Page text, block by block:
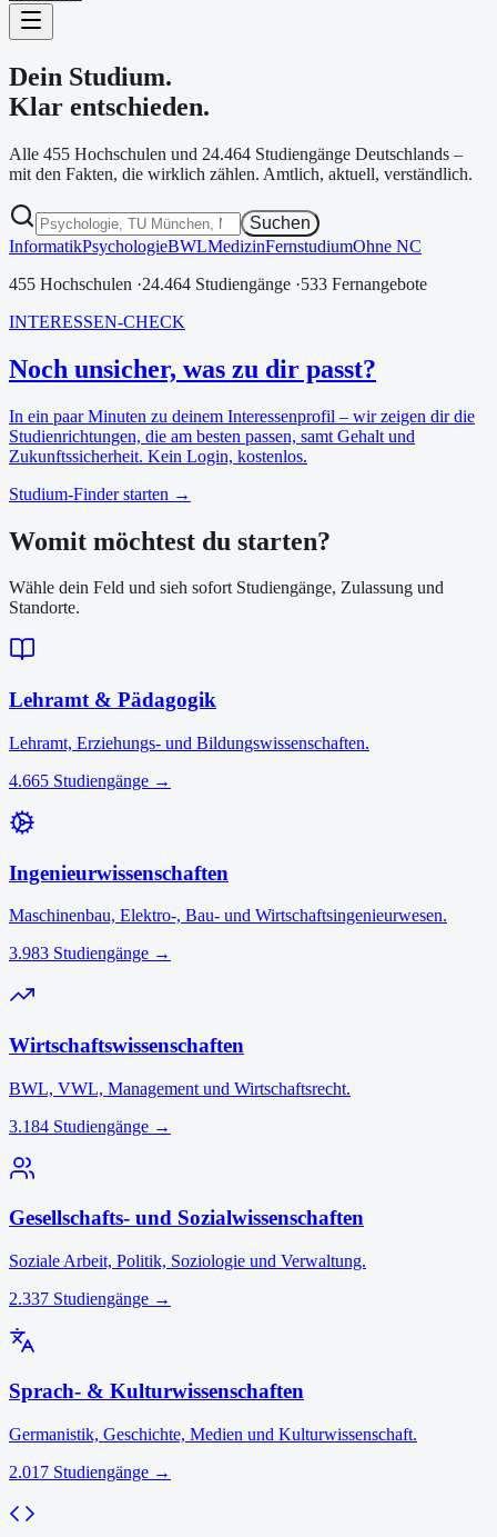
Dein Studium.
Klar entschieden.
Alle 455 Hochschulen und 24.464 Studiengänge Deutschlands –
mit den Fakten, die wirklich zählen. Amtlich, aktuell, verständlich.
Suchen
InformatikPsychologieBWLMedizinFernstudiumOhne NC
455 Hochschulen ·24.464 Studiengänge ·533 Fernangebote
INTERESSEN-CHECK
Noch unsicher, was zu dir passt?
In ein paar Minuten zu deinem Interessenprofil – wir zeigen dir die
Studienrichtungen, die am besten passen, samt Gehalt und
Zukunftssicherheit. Kein Login, kostenlos.
Studium-Finder starten →
Womit möchtest du starten?
Wähle dein Feld und sieh sofort Studiengänge, Zulassung und
Standorte.
Lehramt & Pädagogik
Lehramt, Erziehungs- und Bildungswissenschaften.
4.665 Studiengänge →
Ingenieurwissenschaften
Maschinenbau, Elektro-, Bau- und Wirtschaftsingenieurwesen.
3.983 Studiengänge →
Wirtschaftswissenschaften
BWL, VWL, Management und Wirtschaftsrecht.
3.184 Studiengänge →
Gesellschafts- und Sozialwissenschaften
Soziale Arbeit, Politik, Soziologie und Verwaltung.
2.337 Studiengänge →
Sprach- & Kulturwissenschaften
Germanistik, Geschichte, Medien und Kulturwissenschaft.
2.017 Studiengänge →